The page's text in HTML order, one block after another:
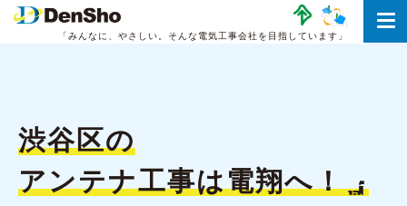
「みんなに、やさしい。 そんな電気工事会社を目指しています」
渋谷区の
アンテナ工事は電翔へ！